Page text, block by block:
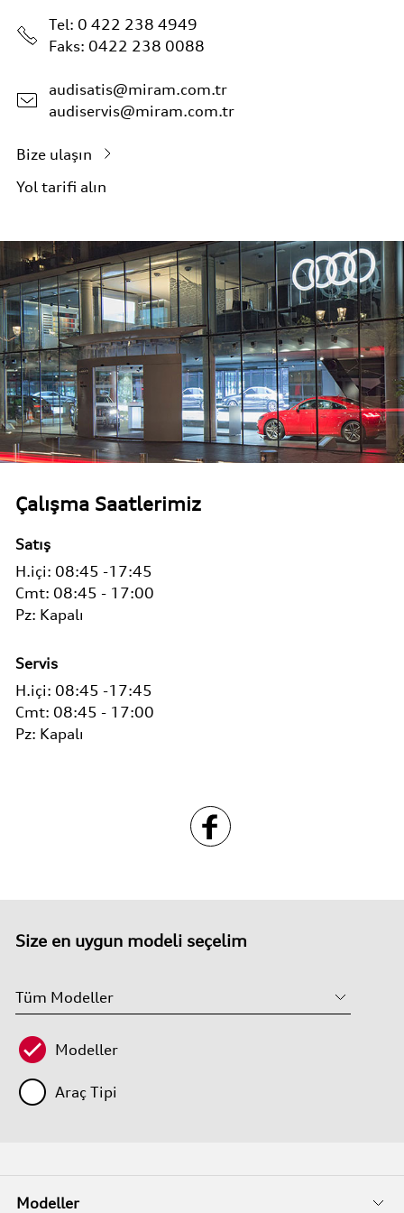
Tel: 0 422 238 4949
Faks: 0422 238 0088
audisatis@miram.com.tr
audiservis@miram.com.tr
Bize ulaşın
Yol tarifi alın
Çalışma Saatlerimiz
Satış
H.içi: 08:45 -17:45
Cmt: 08:45 - 17:00
Pz: Kapalı
Servis
H.içi: 08:45 -17:45
Cmt: 08:45 - 17:00
Pz: Kapalı
Size en uygun modeli seçelim
Modeller
Araç Tipi
Modeller